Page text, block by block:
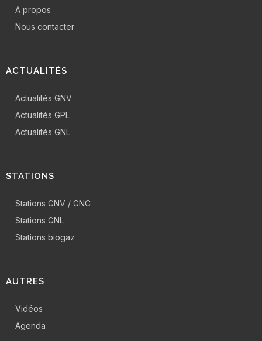
A propos
Nous contacter
ACTUALITÉS
Actualités GNV
Actualités GPL
Actualités GNL
STATIONS
Stations GNV / GNC
Stations GNL
Stations biogaz
AUTRES
Vidéos
Agenda